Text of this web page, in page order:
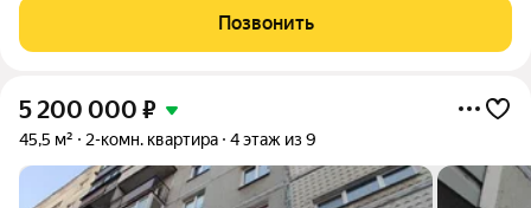
взрослый собственник, возможна ипотека. В шаговой
доступности два детских сада,
Позвонить
5 200 000 ₽
45,5 м² 2-комн. квартира 4 этаж из 9